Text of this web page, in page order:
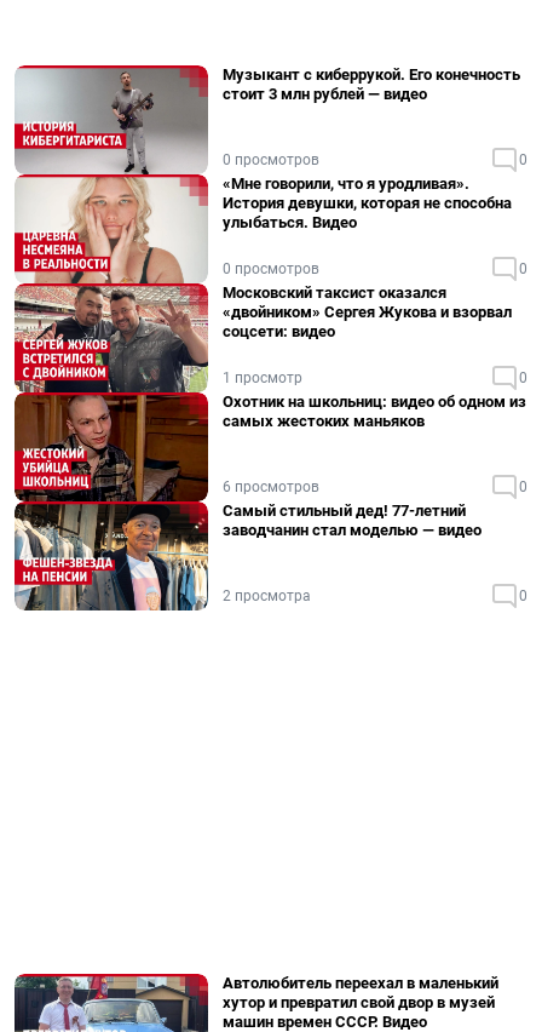
Музыкант с киберрукой. Его конечность
стоит 3 млн рублей — видео
0 просмотров 0
«Мне говорили, что я уродливая».
История девушки, которая не способна
улыбаться. Видео
0 просмотров 0
Московский таксист оказался
«двойником» Сергея Жукова и взорвал
соцсети: видео
1 просмотр 0
Охотник на школьниц: видео об одном из
самых жестоких маньяков
6 просмотров 0
Самый стильный дед! 77-летний
заводчанин стал моделью — видео
2 просмотра 0
Автолюбитель переехал в маленький
хутор и превратил свой двор в музей
машин времен СССР. Видео